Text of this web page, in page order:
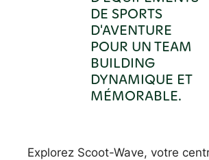
DE SPORTS
D'AVENTURE
POUR UN TEAM
BUILDING
DYNAMIQUE ET
MÉMORABLE.
Explorez Scoot-Wave, votre